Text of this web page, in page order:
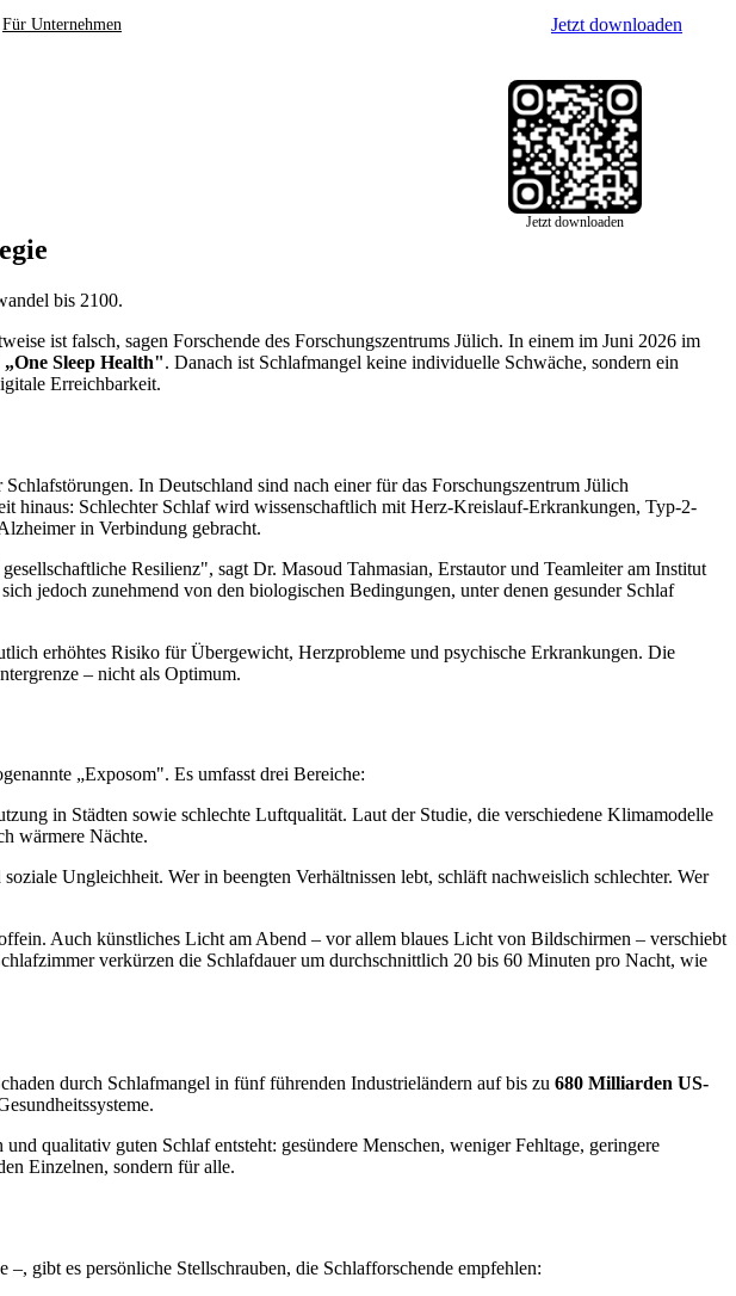
Für Unternehmen
Jetzt downloaden
Jetzt downloaden
bis 2100.
ist falsch, sagen Forschende des Forschungszentrums Jülich. In einem im Juni 2026 im
„One Sleep Health". Danach ist Schlafmangel keine individuelle Schwäche, sondern ein
Erreichbarkeit.
In Deutschland sind nach einer für das Forschungszentrum Jülich
hinaus: Schlechter Schlaf wird wissenschaftlich mit Herz-Kreislauf-Erkrankungen, Typ-2-
in Verbindung gebracht.
Resilienz", sagt Dr. Masoud Tahmasian, Erstautor und Teamleiter am Institut
jedoch zunehmend von den biologischen Bedingungen, unter denen gesunder Schlaf
erhöhtes Risiko für Übergewicht, Herzprobleme und psychische Erkrankungen. Die
– nicht als Optimum.
„Exposom". Es umfasst drei Bereiche:
in Städten sowie schlechte Luftqualität. Laut der Studie, die verschiedene Klimamodelle
wärmere Nächte.
Ungleichheit. Wer in beengten Verhältnissen lebt, schläft nachweislich schlechter. Wer
Auch künstliches Licht am Abend – vor allem blaues Licht von Bildschirmen – verschiebt
verkürzen die Schlafdauer um durchschnittlich 20 bis 60 Minuten pro Nacht, wie
durch Schlafmangel in fünf führenden Industrieländern auf bis zu 680 Milliarden US-
qualitativ guten Schlaf entsteht: gesündere Menschen, weniger Fehltage, geringere
Einzelnen, sondern für alle.
gibt es persönliche Stellschrauben, die Schlafforschende empfehlen: